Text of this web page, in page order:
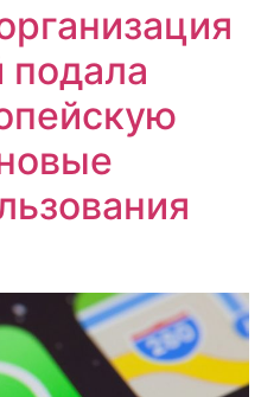
подала